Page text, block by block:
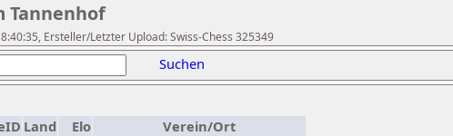
Tannenhof
Ersteller/Letzter Upload: Swiss-Chess 325349
Suchen
Land Elo
Verein/Ort